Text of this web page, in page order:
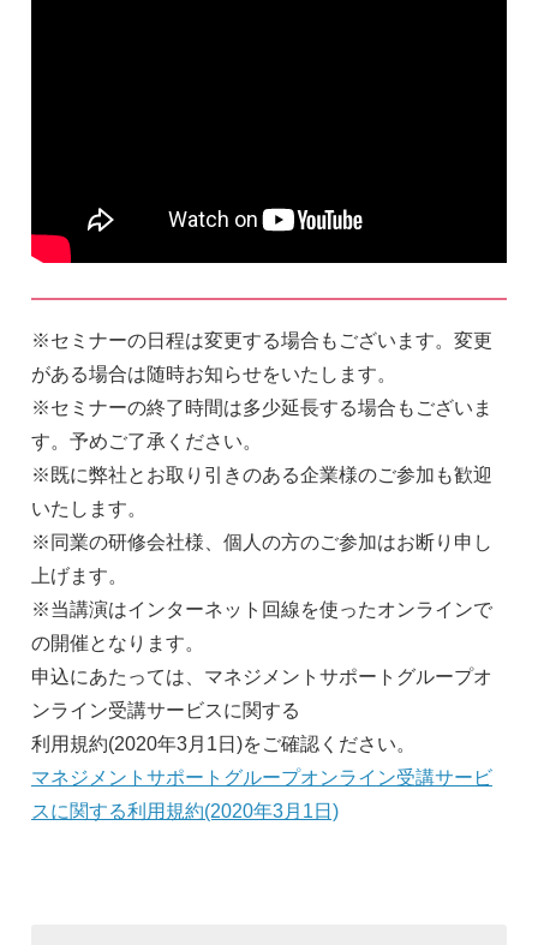
※セミナーの日程は変更する場合もございます。変更
がある場合は随時お知らせをいたします。
※セミナーの終了時間は多少延長する場合もございま
す。予めご了承ください。
※既に弊社とお取り引きのある企業様のご参加も歓迎
いたします。
※同業の研修会社様、個人の方のご参加はお断り申し
上げます。
※当講演はインターネット回線を使ったオンラインで
の開催となります。
申込にあたっては、マネジメントサポートグループオ
ンライン受講サービスに関する
利用規約(2020年3月1日)をご確認ください。
マネジメントサポートグループオンライン受講サービ
スに関する利用規約(2020年3月1日)